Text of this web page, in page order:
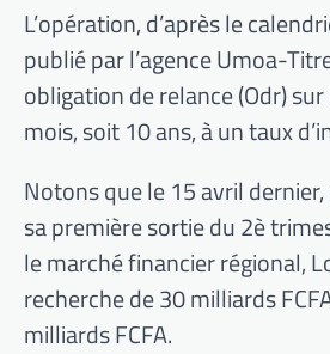
L’opération, d’après le
publié par l’agence Umoa-
obligation de relance (Odr)
mois, soit 10 ans, à un taux
Notons que le 15 avril
sa première sortie du 2è
le marché financier régional,
recherche de 30 milliards
milliards FCFA.